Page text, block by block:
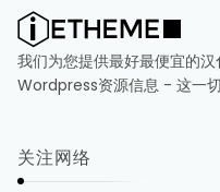
我们为您提供最好最便宜的
Wordpress资源信息 - 这一
关注网络